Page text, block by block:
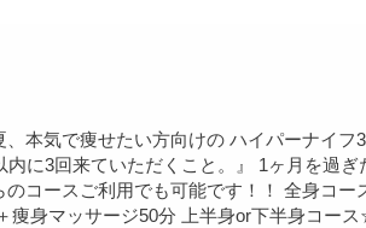
本気で痩せたい方向けの ハイパーナイフ
に3回来ていただくこと。』 1ヶ月を過ぎ
コースご利用でも可能です！！ 全身コー
痩身マッサージ50分 上半身or下半身コー